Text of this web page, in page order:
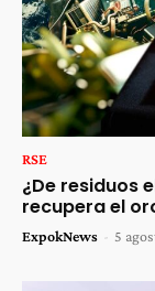
RSE
¿De residuos
recupera el
ExpokNews - 5